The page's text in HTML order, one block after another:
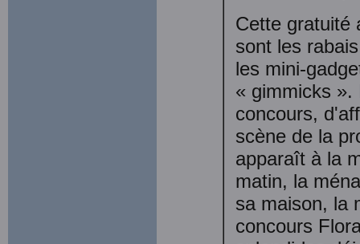
Cette gratuité
sont les
les mini-
« gimmicks ».
concours,
scène de la
apparaît à la
matin, la
sa maison, la
concours